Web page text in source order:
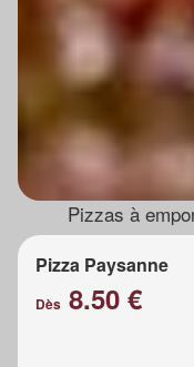
Pizzas à
Pizza Paysanne
Dès 8.50 €